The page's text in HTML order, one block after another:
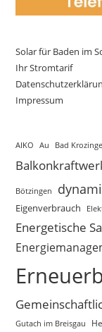
Solar für Baden im
Ihr Stromtarif
Impressum
AIKO Au Bad
Bötzingen
Eigenverbrauch
Energetische
Gutach im Breisgau